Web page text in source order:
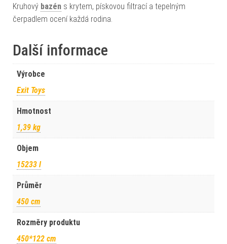
Kruhový bazén s krytem, pískovou filtrací a tepelným
čerpadlem ocení každá rodina.
Další informace
Výrobce
Exit Toys
Hmotnost
1,39 kg
Objem
15233 l
Průměr
450 cm
Rozměry produktu
450*122 cm